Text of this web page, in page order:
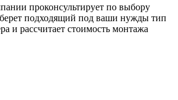
проконсультирует по выбору
подходящий под ваши нужды тип
и рассчитает стоимость монтажа